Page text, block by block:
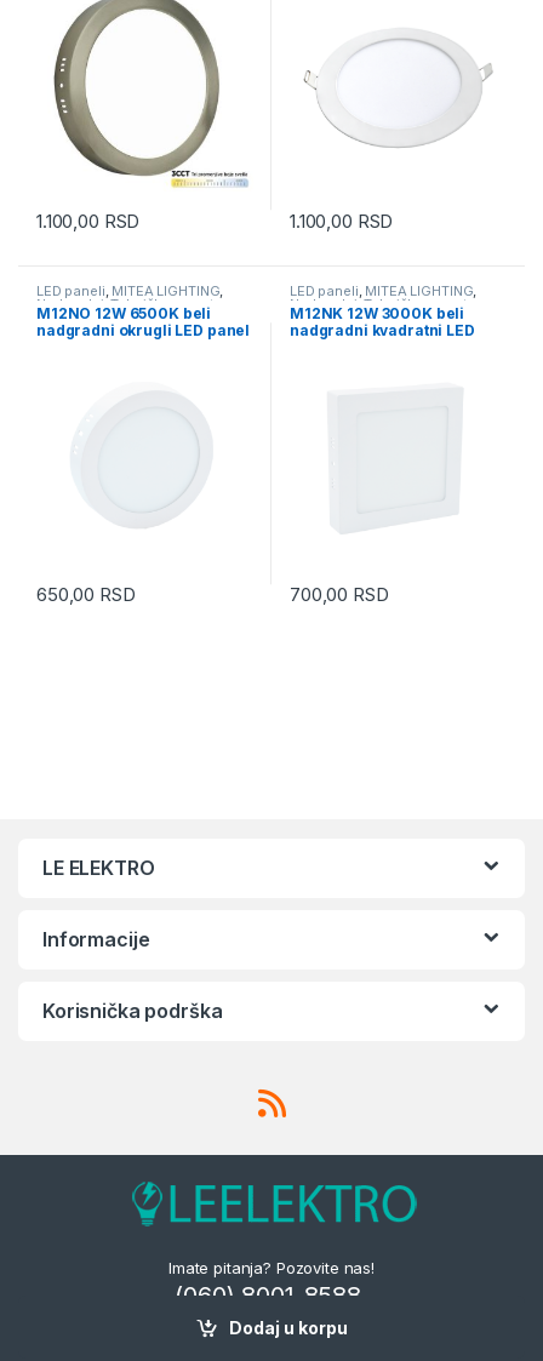
Dodaj u korpu
1.100,00 RSD 1.100,00 RSD
LED paneli, MITEA LIGHTING,
Nadgradni,Tehnička rasveta
M12NO 12W 6500K beli
nadgradni okrugli LED panel
650,00 RSD
LED paneli, MITEA LIGHTING,
Nadgradni,Tehnička rasveta
M12NK 12W 3000K beli
nadgradni kvadratni LED
700,00 RSD
LE ELEKTRO
Informacije
Korisnička podrška
Imate pitanja? Pozovite nas!
(060) 8001-8588,
(060) 874 548